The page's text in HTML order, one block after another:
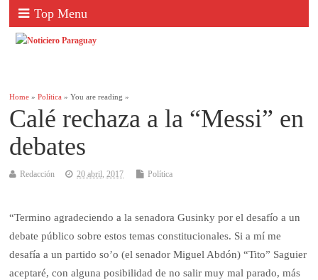
Top Menu
Home »Política » You are reading »
Calé rechaza a la “Messi” en
debates
Redacción 20 abril, 2017 Política
“Termino agradeciendo a la senadora Gusinky por el desafío a un
debate público sobre estos temas constitucionales. Si a mí me
desafía a un partido so’o (el senador Miguel Abdón) “Tito” Saguier
aceptaré, con alguna posibilidad de no salir muy mal parado, más